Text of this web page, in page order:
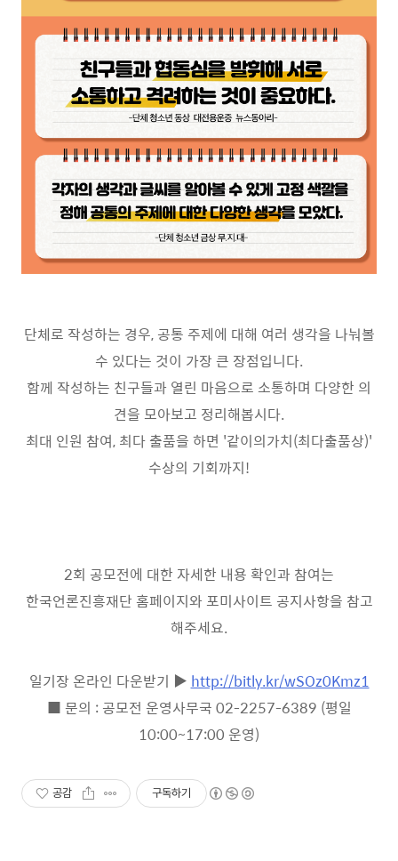
단체로 작성하는 경우, 공통 주제에 대해 여러 생각을 나눠볼
수 있다는 것이 가장 큰 장점입니다.
함께 작성하는 친구들과 열린 마음으로 소통하며 다양한 의
견을 모아보고 정리해봅시다.
최대 인원 참여, 최다 출품을 하면 '같이의가치(최다출품상)'
수상의 기회까지!
2회 공모전에 대한 자세한 내용 확인과 참여는
한국언론진흥재단 홈페이지와 포미사이트 공지사항을 참고
해주세요.
일기장 온라인 다운받기 ▶ http://bitly.kr/wSOz0Kmz1
■ 문의 : 공모전 운영사무국 02-2257-6389 (평일
10:00~17:00 운영)
공감 구독하기